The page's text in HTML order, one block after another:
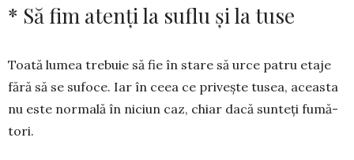
* Să fim atenți la suflu și la tuse
Toată lumea tre­buie să fie în stare să urce pa­tru etaje
fără să se su­fo­ce. Iar în ceea ce pri­vește tu­sea, aceasta
nu este normală în niciun caz, chiar dacă sunteți fumă­
tori.